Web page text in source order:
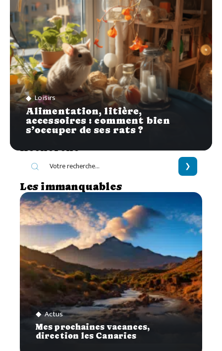
Loisirs
Alimentation, litière,
accessoires : comment bien
s’occuper de ses rats ?
Recherche
Les immanquables
Actus
Mes prochaines vacances,
direction les Canaries